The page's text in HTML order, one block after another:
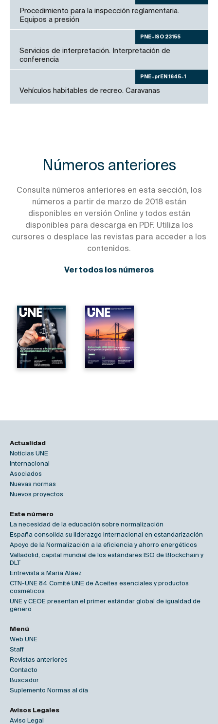
Procedimiento para la inspección reglamentaria.
Equipos a presión
PNE-ISO 23155
Servicios de interpretación. Interpretación de
conferencia
PNE-prEN 1645-1
Vehículos habitables de recreo. Caravanas
Números anteriores
Consulta números anteriores en esta sección, los
números a partir de marzo de 2018 están
disponibles en versión Online y todos están
disponibles para descarga en PDF. Utiliza los
cursores o desplace las revistas para acceder a los
contenidos.
Ver todos los números
Actualidad
Noticias UNE
Internacional
Asociados
Nuevas normas
Nuevos proyectos
Este número
La necesidad de la educación sobre normalización
España consolida su liderazgo internacional en estandarización
Apoyo de la Normalización a la eficiencia y ahorro energéticos
Valladolid, capital mundial de los estándares ISO de Blockchain y
DLT
Entrevista a María Aláez
CTN-UNE 84 Comité UNE de Aceites esenciales y productos
cosméticos
UNE y CEOE presentan el primer estándar global de igualdad de
género
Menú
Web UNE
Staff
Revistas anteriores
Contacto
Buscador
Suplemento Normas al día
Avisos Legales
Aviso Legal